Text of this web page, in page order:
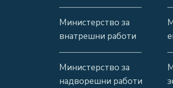
—————————–
Министерство за
внатрешни работи
—————————–
Министерство за
надворешни работи